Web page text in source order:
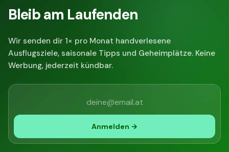
Bleib am Laufenden
Wir senden dir 1× pro Monat handverlesene
Ausflugsziele, saisonale Tipps und Geheimplätze. Keine
Werbung, jederzeit kündbar.
Anmelden →